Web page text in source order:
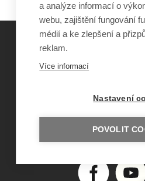
©Obecně prospěšná
ISSN
Odběr novinek
a analýze informací o
webu, zajištění fungování
médií a ke zlepšení a
reklam.
Více informací
Nastavení
POVOLIT